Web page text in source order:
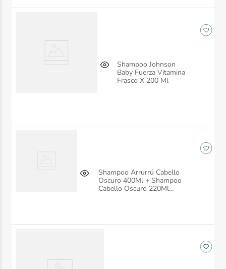
Shampoo Johnson
Baby Fuerza Vitamina
Frasco X 200 Ml
Shampoo Arrurrú Cabello
Oscuro 400Ml + Shampoo
Cabello Oscuro 220Ml